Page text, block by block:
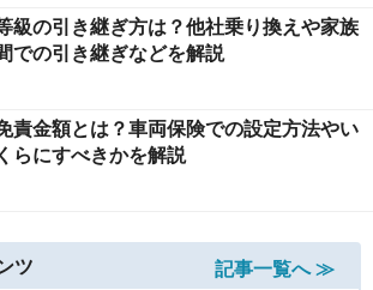
級の引き継ぎ方は？他社乗り換えや家族
での引き継ぎなどを解説
責金額とは？車両保険での設定方法やい
くらにすべきかを解説
ツ
記事一覧へ ≫